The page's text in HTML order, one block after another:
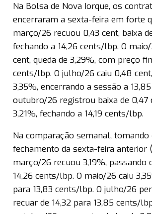
Na Bolsa de Nova Iorque, os
encerraram a sexta-feira em forte
março/26 recuou 0,43 cent, baixa
fechando a 14,26 cents/lbp. O
cent, queda de 3,29%, com preço
cents/lbp. O julho/26 caiu 0,48
3,35%, encerrando a sessão a
outubro/26 registrou baixa de 0,47
3,21%, fechando a 14,19 cents/lbp.
Na comparação semanal,
fechamento da sexta-feira anterior
março/26 recuou 3,19%, passando
14,26 cents/lbp. O maio/26 caiu
para 13,83 cents/lbp. O julho/26
recuar de 14,32 para 13,85 cents/